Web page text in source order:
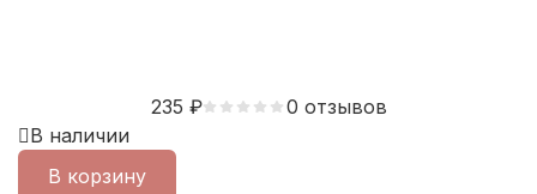
235 ₽
0 отзывов
В наличии
В корзину